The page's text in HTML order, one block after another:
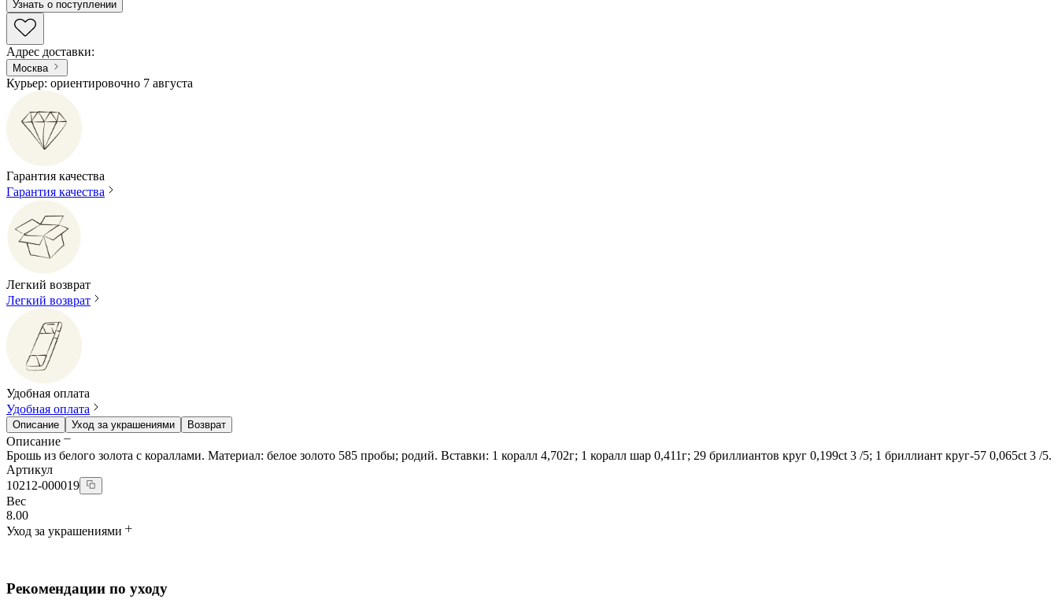
Узнать о поступлении
Адрес доставки:
Москва
Курьер: ориентировочно 7 августа
Гарантия качества
Гарантия качества
Легкий возврат
Легкий возврат
Удобная оплата
Удобная оплата
Описание Уход за украшениями Возврат
Описание
Брошь из белого золота с кораллами. Материал: белое золото 585 пробы; родий. Вставки: 1 коралл 4,702г; 1 коралл шар 0,411г; 29 бриллиантов круг 0,199ct 3 /5; 1 бриллиант круг-57 0,065ct 3 /5.
Артикул
10212-000019
Вес
8.00
Уход за украшениями
Рекомендации по уходу